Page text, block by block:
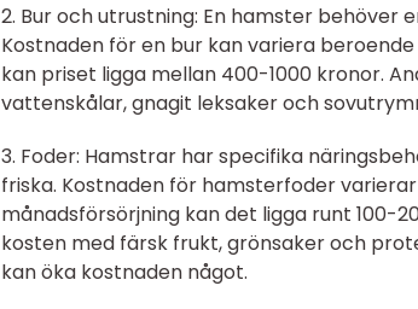
2. Bur och utrustning: En hamster
Kostnaden för en bur kan variera
kan priset ligga mellan 400-1000 kronor.
vattenskålar, gnagit leksaker och
3. Foder: Hamstrar har specifika
friska. Kostnaden för hamsterfoder
månadsförsörjning kan det ligga runt
kosten med färsk frukt, grönsaker och
kan öka kostnaden något.